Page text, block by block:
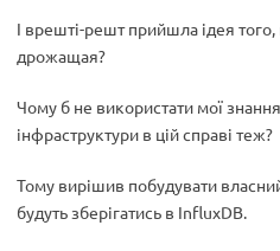
І врешті-решт прийшла ідея
дрожащая?
Чому б не використати мої
інфраструктури в цій справі теж?
Тому вирішив побудувати
будуть зберігатись в InfluxDB.